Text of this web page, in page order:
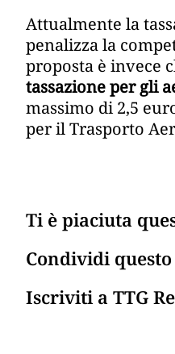
Attualmente la
penalizza la
proposta è invece
tassazione per gli
massimo di 2,5
per il Trasporto
Ti è piaciuta
Condividi
Iscriviti a TTG